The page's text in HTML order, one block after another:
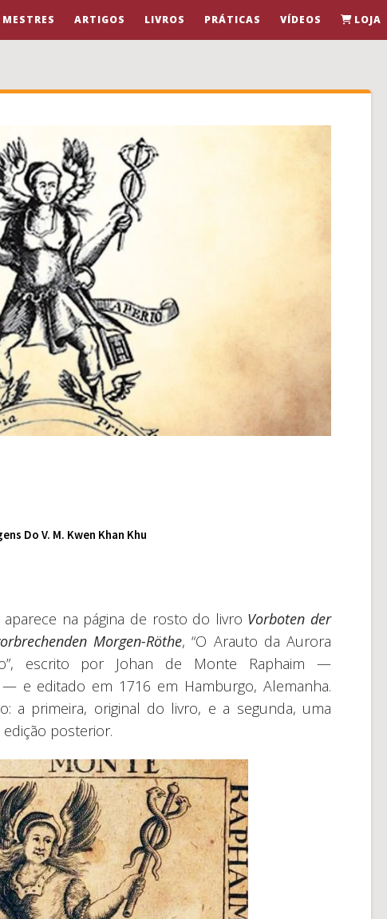
MESTRES ARTIGOS LIVROS PRÁTICAS VÍDEOS LOJA
Do V. M. Kwen Khan Khu
na página de rosto do livro Vorboten der
Morgen-Röthe, “O Arauto da Aurora
escrito por Johan de Monte Raphaim —
e editado em 1716 em Hamburgo, Alemanha.
a primeira, original do livro, e a segunda, uma
posterior.